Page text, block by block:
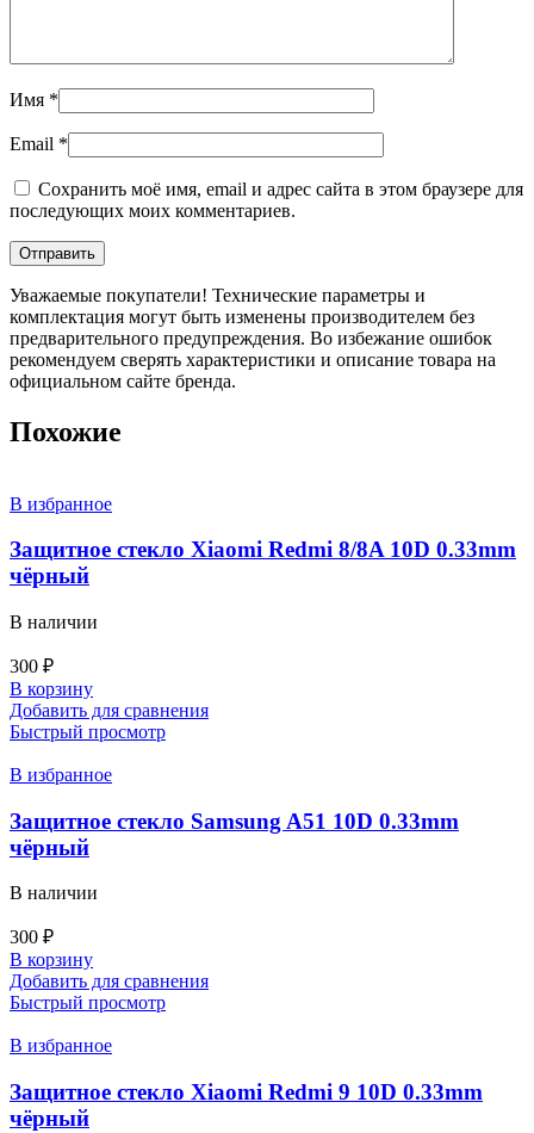
Имя *
Email *
Сохранить моё имя, email и адрес сайта в этом браузере для
последующих моих комментариев.
Уважаемые покупатели! Технические параметры и
комплектация могут быть изменены производителем без
предварительного предупреждения. Во избежание ошибок
рекомендуем сверять характеристики и описание товара на
официальном сайте бренда.
Похожие
В избранное
Защитное стекло Xiaomi Redmi 8/8A 10D 0.33mm
чёрный
В наличии
300 ₽
В корзину
Добавить для сравнения
Быстрый просмотр
В избранное
Защитное стекло Samsung A51 10D 0.33mm
чёрный
В наличии
300 ₽
В корзину
Добавить для сравнения
Быстрый просмотр
В избранное
Защитное стекло Xiaomi Redmi 9 10D 0.33mm
чёрный